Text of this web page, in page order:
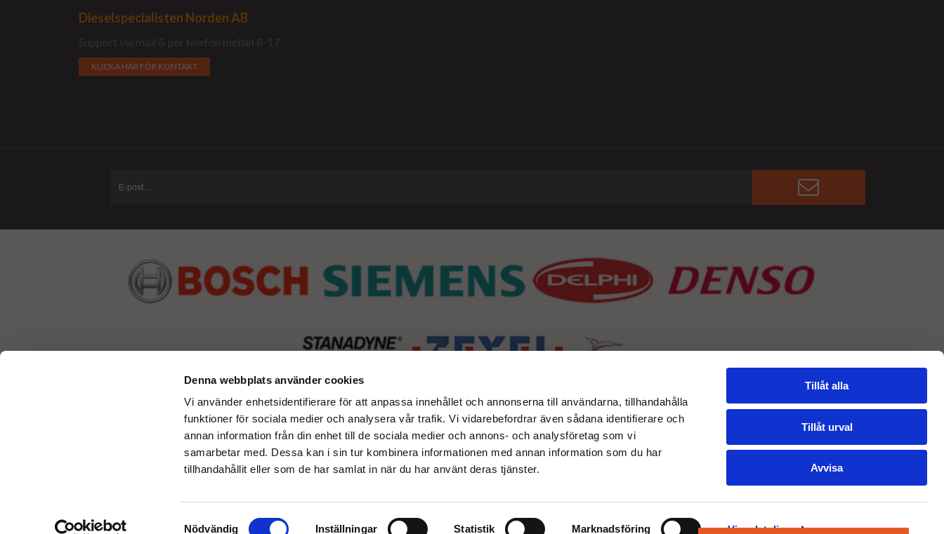
Denna webbplats använder cookies
Vi använder enhetsidentifierare för att anpassa innehållet och annonserna till användarna, tillhandahålla
funktioner för sociala medier och analysera vår trafik. Vi vidarebefordrar även sådana identifierare och
annan information från din enhet till de sociala medier och annons- och analysföretag som vi
samarbetar med. Dessa kan i sin tur kombinera informationen med annan information som du har
tillhandahållit eller som de har samlat in när du har använt deras tjänster.
Samtyckesval
Nödvändig Inställningar Statistik Marknadsföring Visa detaljer
Tillåt alla
Tillåt urval
Avvisa
Dieselspecialisten Norden AB
Support via mail & per telefon mellan 8-17.
KLICKA HÄR FÖR KONTAKT
Drift & produktion: